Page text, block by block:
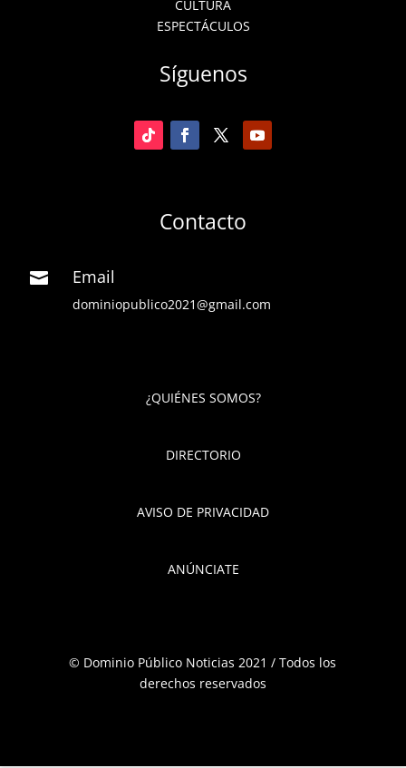
CULTURA
ESPECTÁCULOS
Síguenos
Contacto
 Email
dominiopublico2021@gmail.com
¿QUIÉNES SOMOS?
DIRECTORIO
AVISO DE PRIVACIDAD
ANÚNCIATE
© Dominio Público Noticias 2021 / Todos los
derechos reservados